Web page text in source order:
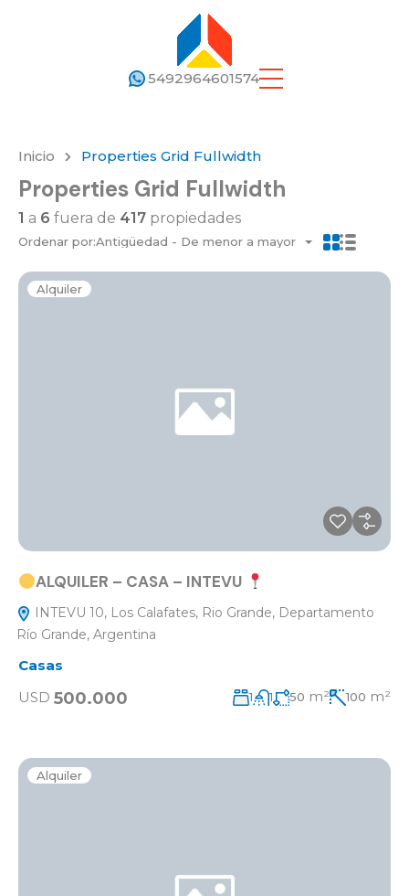
5492964601574
Inicio Properties Grid Fullwidth
Properties Grid Fullwidth
1 a 6 fuera de 417 propiedades
Ordenar por:Antigüedad - De menor a mayor
Alquiler
ALQUILER – CASA – INTEVU
INTEVU 10, Los Calafates, Rio Grande, Departamento
Río Grande, Argentina
Casas
USD 500.000 1 1 50 m² 100 m²
Alquiler